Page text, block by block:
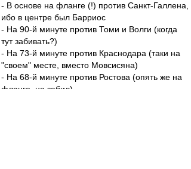
- В основе на фланге (!) против Санкт-Галлена,
ибо в центре был Барриос
- На 90-й минуте против Томи и Волги (когда
тут забивать?)
- На 73-й минуте против Краснодара (таки на
"своем" месте, вместо Мовсисяна)
- На 68-й минуте против Ростова (опять же на
фланге, но забил).